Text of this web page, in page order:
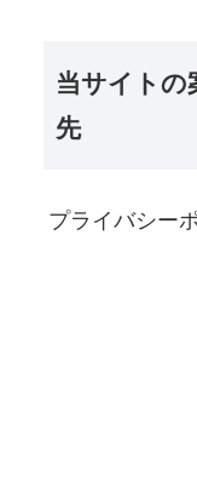
当サイトの
先
プライバシー